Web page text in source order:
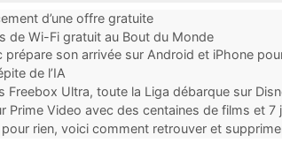
d’une offre gratuite
de Wi-Fi gratuit au Bout du Monde
prépare son arrivée sur Android et iPhone
de l’IA
Freebox Ultra, toute la Liga débarque sur
Prime Video avec des centaines de films et 7
rien, voici comment retrouver et